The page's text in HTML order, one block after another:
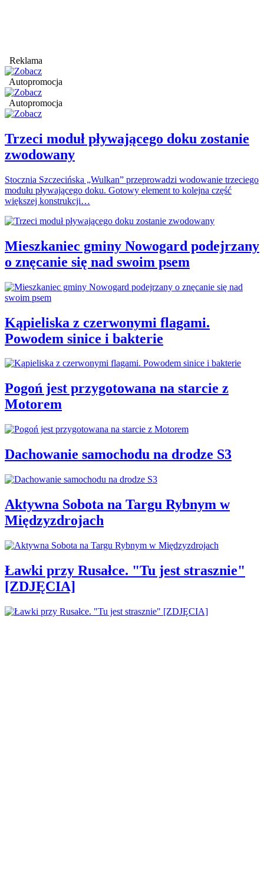
Reklama
Autopromocja
Autopromocja
Trzeci moduł pływającego doku zostanie
zwodowany
Stocznia Szczecińska „Wulkan” przeprowadzi wodowanie trzeciego
modułu pływającego doku. Gotowy element to kolejna część
większej konstrukcji…
Mieszkaniec gminy Nowogard podejrzany
o znęcanie się nad swoim psem
Kąpieliska z czerwonymi flagami.
Powodem sinice i bakterie
Pogoń jest przygotowana na starcie z
Motorem
Dachowanie samochodu na drodze S3
Aktywna Sobota na Targu Rybnym w
Międzyzdrojach
Ławki przy Rusałce. "Tu jest strasznie"
[ZDJĘCIA]